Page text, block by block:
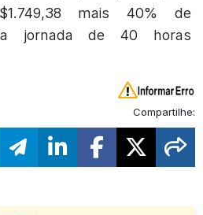
mais 40% de
jornada de 40 horas
Compartilhe: